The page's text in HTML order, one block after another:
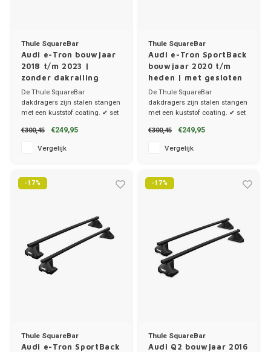
Thule SquareBar
Audi e-Tron bouwjaar
2018 t/m 2023 |
zonder dakrailing
De Thule SquareBar
dakdragers zijn stalen stangen
met een kuststof coating. ✔ set
3.2cm
€300,45 €249,95
Vergelijk
Thule SquareBar
Audi e-Tron SportBack
bouwjaar 2020 t/m
heden | met gesloten
dakrailing
De Thule SquareBar
dakdragers zijn stalen stangen
met een kuststof coating. ✔ set
3.2cm
€300,45 €249,95
Vergelijk
-17%
Thule SquareBar
Audi e-Tron SportBack
-17%
Thule SquareBar
Audi Q2 bouwjaar 2016